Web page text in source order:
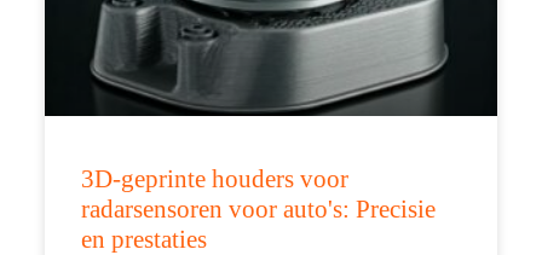
3D-geprinte houders voor
radarsensoren voor auto's: Precisie
en prestaties